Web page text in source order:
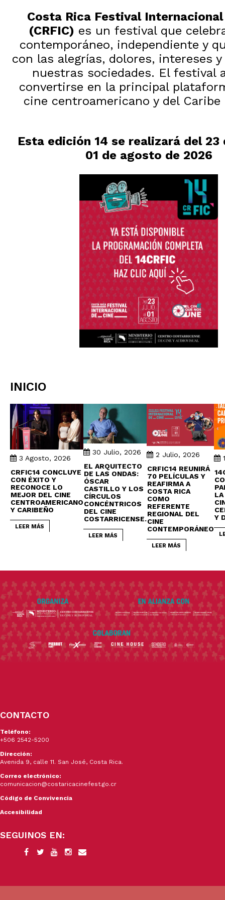
Costa Rica Festival Internacional
(CRFIC) es un festival que
contemporáneo, independiente y
con las alegrías, dolores, intereses y
nuestras sociedades. El festival
convertirse en la principal
cine centroamericano y del Caribe
Esta edición 14 se realizará del 23
01 de agosto de 2026
INICIO
3 Agosto, 2026
CRFIC14 CONCLUYE
CON ÉXITO Y
RECONOCE LO
MEJOR DEL CINE
CENTROAMERICANO
Y CARIBEÑO
LEER MÁS
30 Julio, 2026
EL ARQUITECTO
DE LAS ONDAS:
ÓSCAR
CASTILLO Y LOS
CÍRCULOS
CONCÉNTRICOS
DEL CINE
COSTARRICENSE.
LEER MÁS
2 Julio, 2026
CRFIC14 REUNIRÁ
70 PELÍCULAS Y
REAFIRMA A
COSTA RICA
COMO
REFERENTE
REGIONAL DEL
CINE
CONTEMPORÁNEO
LEER MÁS
Y
CONTACTO
Teléfono:
+506 2542-5200
Dirección:
Avenida 9, calle 11. San José, Costa Rica.
Correo electrónico:
comunicacion@costaricacinefest.go.cr
Código de Convivencia
Accesibilidad
SEGUINOS EN: